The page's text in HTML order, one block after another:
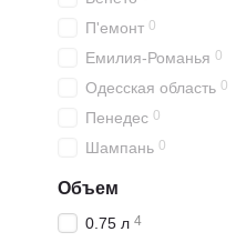
П'емонт 0
Емилия-Романья 0
Одесская область 0
Пенедес 0
Шампань 0
Объем
0.75 л 4